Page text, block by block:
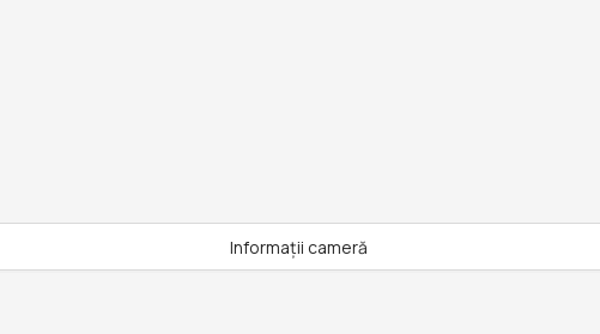
Informații cameră